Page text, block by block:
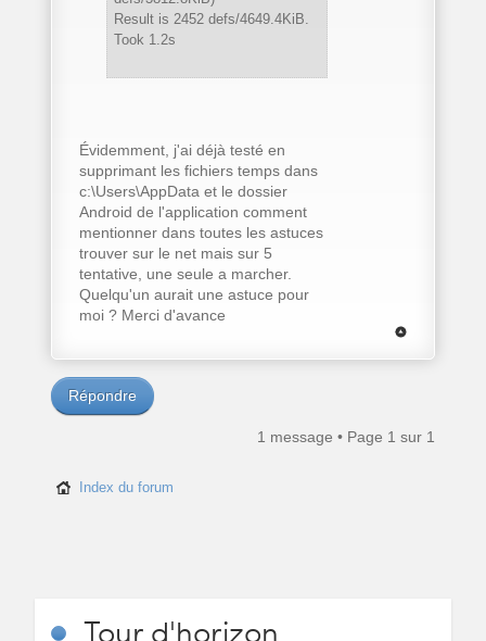
Result is 2452 defs/4649.4KiB.
Took 1.2s
Évidemment, j'ai déjà testé en
supprimant les fichiers temps dans
c:\Users\AppData et le dossier
Android de l'application comment
mentionner dans toutes les astuces
trouver sur le net mais sur 5
tentative, une seule a marcher.
Quelqu'un aurait une astuce pour
moi ? Merci d'avance
Répondre
1 message • Page 1 sur 1
Index du forum
Tourd'horizon